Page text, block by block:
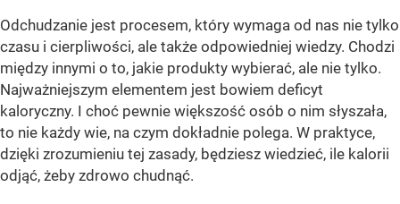
Odchudzanie jest procesem, który wymaga od nas nie tylko
czasu i cierpliwości, ale także odpowiedniej wiedzy. Chodzi
między innymi o to, jakie produkty wybierać, ale nie tylko.
Najważniejszym elementem jest bowiem deficyt
kaloryczny. I choć pewnie większość osób o nim słyszała,
to nie każdy wie, na czym dokładnie polega. W praktyce,
dzięki zrozumieniu tej zasady, będziesz wiedzieć, ile kalorii
odjąć, żeby zdrowo chudnąć.